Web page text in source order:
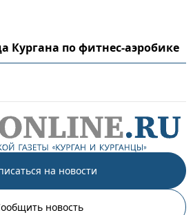
Кургана по фитнес-аэробике
на новости
новость